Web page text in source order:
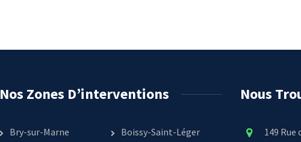
Nos Zones D’interventions
Bry-sur-Marne Boissy-Saint-Léger
Nous
149 Rue